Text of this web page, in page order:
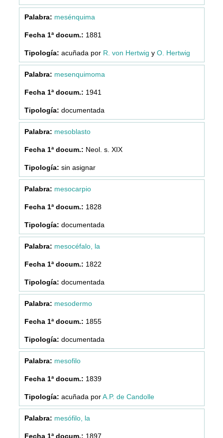
mesénquima
1881
acuñada por R. von Hertwig y O. Hertwig
mesenquimoma
1941
documentada
mesoblasto
Neol. s. XIX
sin asignar
mesocarpio
1828
documentada
mesocéfalo, la
1822
documentada
mesodermo
1855
documentada
mesofilo
1839
acuñada porA.P. de Candolle
mesófilo, la
1897